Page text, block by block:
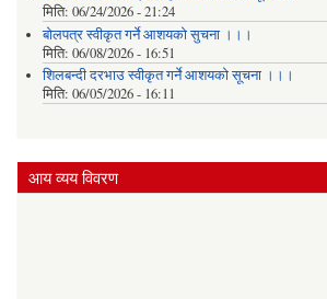
मिति: 06/24/2026 - 21:24
बोलपत्र स्वीकृत गर्ने आशयको सुचना ।।।
मिति: 06/08/2026 - 16:51
शिलबन्दी दरभाउ स्वीकृत गर्ने आशयको सूचना ।।।
मिति: 06/05/2026 - 16:11
आय व्यय विवरण